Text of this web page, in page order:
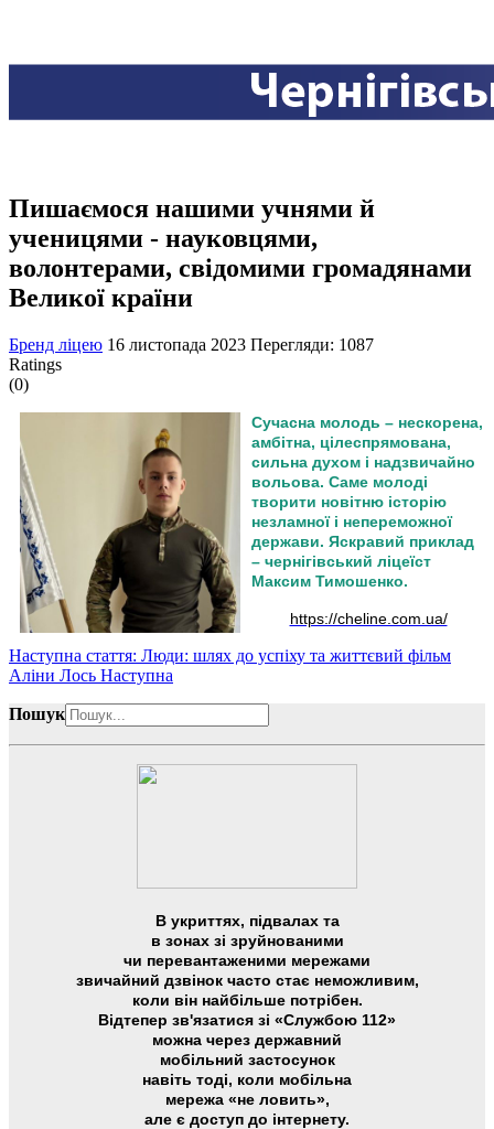
Пишаємося нашими учнями й
ученицями - науковцями,
волонтерами, свідомими громадянами
Великої країни
Бренд ліцею 16 листопада 2023 Перегляди: 1087
Ratings
(0)
Сучасна молодь – нескорена,
амбітна, цілеспрямована,
сильна духом і надзвичайно
вольова. Саме молоді
творити новітню історію
незламної і непереможної
держави. Яскравий приклад
– чернігівський ліцеїст
Максим Тимошенко.
https://cheline.com.ua/
Наступна стаття: Люди: шлях до успіху та життєвий фільм
Аліни Лось Наступна
Пошук
В укриттях, підвалах та
в зонах зі зруйнованими
чи перевантаженими мережами
звичайний дзвінок часто стає неможливим,
коли він найбільше потрібен.
Відтепер зв'язатися зі «Службою 112»
можна через державний
мобільний застосунок
навіть тоді, коли мобільна
мережа «не ловить»,
але є доступ до інтернету.